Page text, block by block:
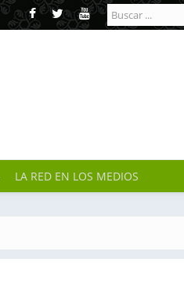
LA RED EN LOS MEDIOS